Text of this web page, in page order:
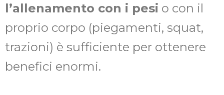
l’allenamento con i pesi o con il
proprio corpo (piegamenti, squat,
trazioni) è sufficiente per ottenere
benefici enormi.